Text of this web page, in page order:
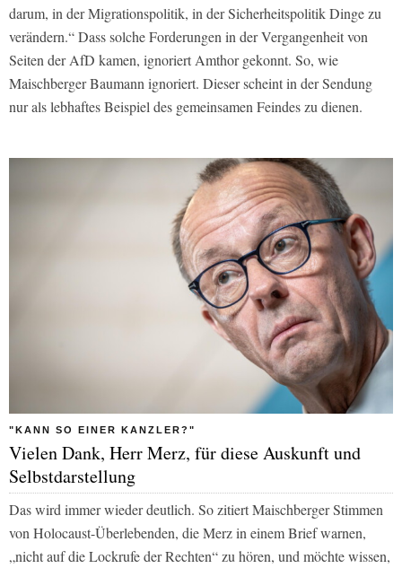
darum, in der Migrationspolitik, in der Sicherheitspolitik Dinge zu
verändern.“ Dass solche Forderungen in der Vergangenheit von
Seiten der AfD kamen, ignoriert Amthor gekonnt. So, wie
Maischberger Baumann ignoriert. Dieser scheint in der Sendung
nur als lebhaftes Beispiel des gemeinsamen Feindes zu dienen.
"KANN SO EINER KANZLER?"
Vielen Dank, Herr Merz, für diese Auskunft und
Selbstdarstellung
Das wird immer wieder deutlich. So zitiert Maischberger Stimmen
von Holocaust-Überlebenden, die Merz in einem Brief warnen,
„nicht auf die Lockrufe der Rechten“ zu hören, und möchte wissen,